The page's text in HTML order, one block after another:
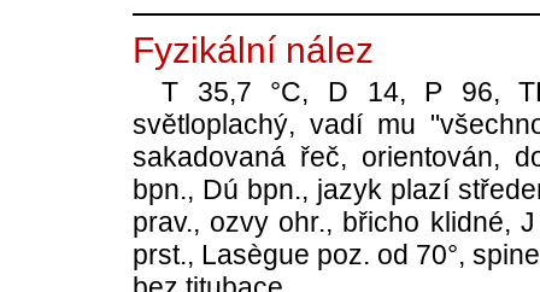
Fyzikální nález
T 35,7 °C, D 14, P 96,
světloplachý, vadí mu
sakadovaná řeč, orientován,
bpn., Dú bpn., jazyk plazí
prav., ozvy ohr., břicho klidné,
prst., Lasègue poz. od 70°,